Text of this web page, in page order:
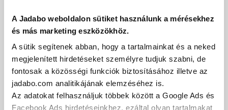
A Jadabo weboldalon sütiket használunk a mérésekhez
és más marketing eszközökhöz.
A sütik segítenek abban, hogy a tartalmainkat és a neked
megjelenített hirdetéseket személyre tudjuk szabni, de
fontosak a közösségi funkciók biztosításához illetve az
jadabo.com analitikájának elemzéséhez is.
Az adatokat felhasználjuk többek között a Google Ads és
Facebook Ads hirdetéseinkhez, ezáltal olyan tartalmakat